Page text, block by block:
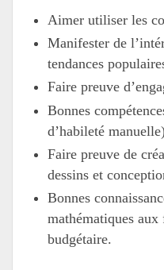
Aimer utiliser les
Manifester de
tendances
Faire preuve
Bonnes
d’habileté
Faire preuve de
dessins et
Bonnes
mathématiques
budgétaire.